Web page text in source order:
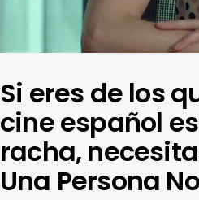
Si eres de los
cine español
racha,
Una Persona